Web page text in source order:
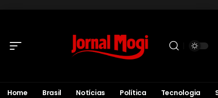
Home Brasil Notícias Política Tecnologia